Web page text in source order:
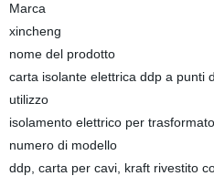
Marca
xincheng
nome del prodotto
carta isolante elettrica ddp a punti
utilizzo
isolamento elettrico per
numero di modello
ddp, carta per cavi, kraft rivestito